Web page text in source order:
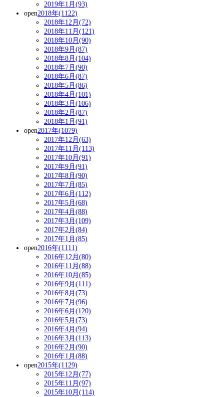
2019年1月(93)
open2018年(1122)
2018年12月(72)
2018年11月(121)
2018年10月(90)
2018年9月(87)
2018年8月(104)
2018年7月(90)
2018年6月(87)
2018年5月(86)
2018年4月(101)
2018年3月(106)
2018年2月(87)
2018年1月(91)
open2017年(1079)
2017年12月(63)
2017年11月(113)
2017年10月(91)
2017年9月(91)
2017年8月(90)
2017年7月(85)
2017年6月(112)
2017年5月(68)
2017年4月(88)
2017年3月(109)
2017年2月(84)
2017年1月(85)
open2016年(1111)
2016年12月(80)
2016年11月(88)
2016年10月(85)
2016年9月(111)
2016年8月(73)
2016年7月(96)
2016年6月(120)
2016年5月(73)
2016年4月(94)
2016年3月(113)
2016年2月(90)
2016年1月(88)
open2015年(1129)
2015年12月(77)
2015年11月(97)
2015年10月(114)